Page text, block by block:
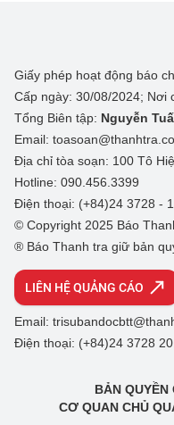
Giấy phép hoạt động báo
Cấp ngày: 30/08/2024; Nơi
Tổng Biên tập: Nguyễn
Email:
Địa chỉ tòa soạn: 100 Tô
Hotline: 090.456.3399
Điện thoại: (+84)24 3728 -
© Copyright 2025 Báo
® Báo Thanh tra giữ bản
LIÊN HỆ QUẢNG CÁO
Email:
Điện thoại: (+84)24 3728
BẢN QUYỀN
CƠ QUAN CHỦ